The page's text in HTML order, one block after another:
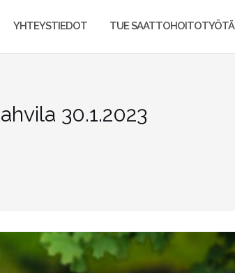
YHTEYSTIEDOT TUE SAATTOHOITOTYÖTÄ
30.1.2023